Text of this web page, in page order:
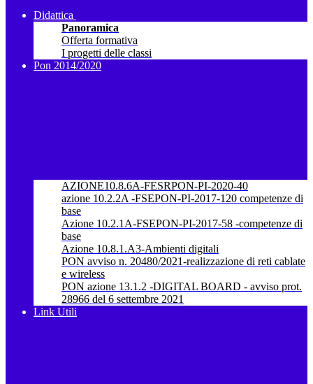
Didattica
Panoramica
Offerta formativa
I progetti delle classi
Pon 2014/2020
AZIONE10.8.6A-FESRPON-PI-2020-40
azione 10.2.2A -FSEPON-PI-2017-120 competenze di
base
Azione 10.2.1A-FSEPON-PI-2017-58 -competenze di
base
Azione 10.8.1.A3-Ambienti digitali
PON avviso n. 20480/2021-realizzazione di reti cablate
e wireless
PON azione 13.1.2 -DIGITAL BOARD - avviso prot.
28966 del 6 settembre 2021
Link Utili